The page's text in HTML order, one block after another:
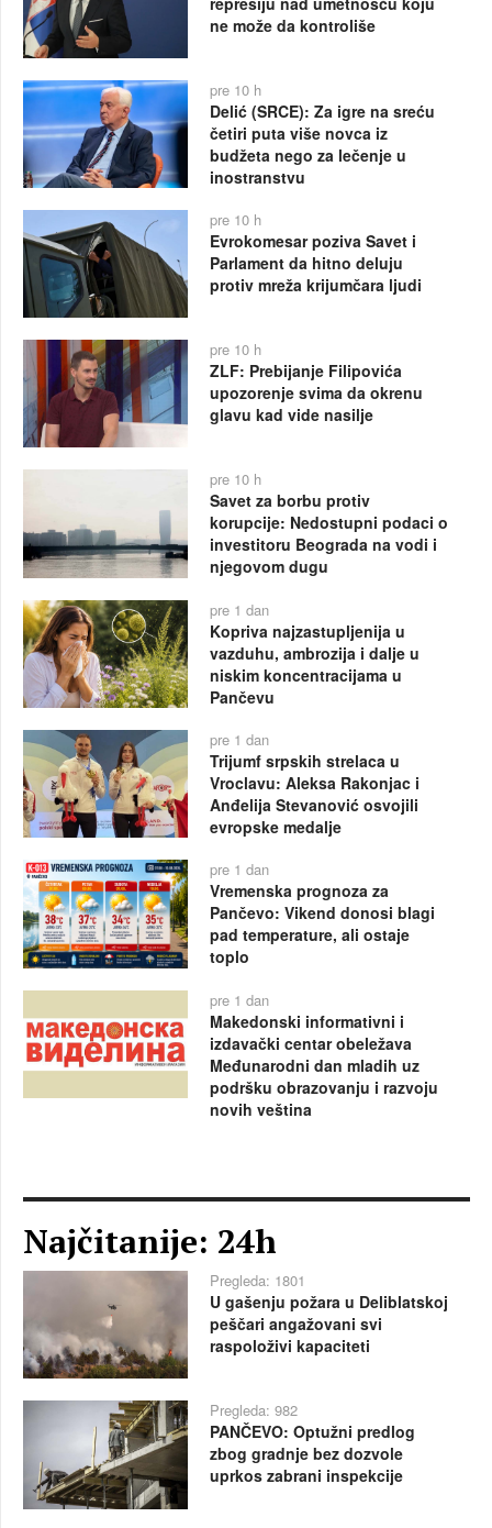
ne može da kontroliše
pre 10 h
Delić (SRCE): Za igre na sreću
četiri puta više novca iz
budžeta nego za lečenje u
inostranstvu
pre 10 h
Evrokomesar poziva Savet i
Parlament da hitno deluju
protiv mreža krijumčara ljudi
pre 10 h
ZLF: Prebijanje Filipovića
upozorenje svima da okrenu
glavu kad vide nasilje
pre 10 h
Savet za borbu protiv
korupcije: Nedostupni podaci o
investitoru Beograda na vodi i
njegovom dugu
pre 1 dan
Kopriva najzastupljenija u
vazduhu, ambrozija i dalje u
niskim koncentracijama u
Pančevu
pre 1 dan
Trijumf srpskih strelaca u
Vroclavu: Aleksa Rakonjac i
Anđelija Stevanović osvojili
evropske medalje
pre 1 dan
Vremenska prognoza za
Pančevo: Vikend donosi blagi
pad temperature, ali ostaje
toplo
pre 1 dan
Makedonski informativni i
izdavački centar obeležava
Međunarodni dan mladih uz
podršku obrazovanju i razvoju
novih veština
Najčitanije: 24h
Pregleda: 1801
U gašenju požara u Deliblatskoj
peščari angažovani svi
raspoloživi kapaciteti
Pregleda: 982
PANČEVO: Optužni predlog
zbog gradnje bez dozvole
uprkos zabrani inspekcije